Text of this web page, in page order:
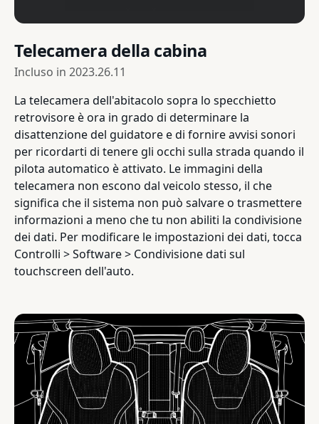
Telecamera della cabina
Incluso in 2023.26.11
La telecamera dell'abitacolo sopra lo specchietto
retrovisore è ora in grado di determinare la
disattenzione del guidatore e di fornire avvisi sonori
per ricordarti di tenere gli occhi sulla strada quando il
pilota automatico è attivato. Le immagini della
telecamera non escono dal veicolo stesso, il che
significa che il sistema non può salvare o trasmettere
informazioni a meno che tu non abiliti la condivisione
dei dati. Per modificare le impostazioni dei dati, tocca
Controlli > Software > Condivisione dati sul
touchscreen dell'auto.